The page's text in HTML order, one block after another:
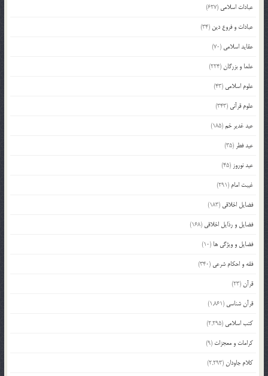
عبادات اسلامی (627)
عبادات و فروع دین (34)
عقاید اسلامی (70)
علما و بزرگان(224)
علوم اسلامی (43)
علوم قرآنی (343)
عید غدیر خم(185)
عید فطر (35)
عید نوروز (45)
غیبت امام (291)
فضایل اخلاقی (183)
فضایل و رذایل اخلاقی (168)
فضایل و ویژگی ها (10)
فقه و احکام شرعی (340)
قرآن(23)
قرآن شناسی (1,861)
کتب اسلامی (2,295)
کرامات و معجزات (9)
کلام جاودان(2,293)